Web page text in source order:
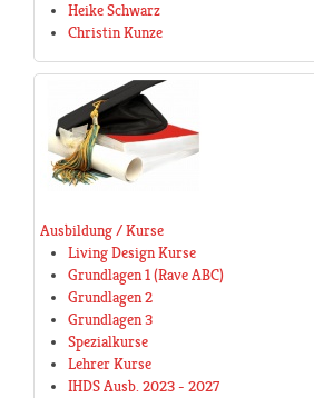
Heike Schwarz
Christin Kunze
Ausbildung / Kurse
Living Design Kurse
Grundlagen 1 (Rave ABC)
Grundlagen 2
Grundlagen 3
Spezialkurse
Lehrer Kurse
IHDS Ausb. 2023 - 2027